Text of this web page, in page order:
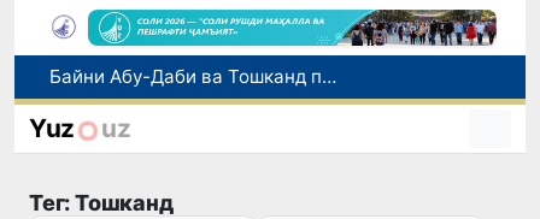
Дар вилояти Фарғона нисбат ба роҳбари филиали Палатаи давлатии кадастр парвандаи ҷиноятӣ оғоз гардид
Тошканд аз рӯи ҳаҷми хидматрасониҳои бозорӣ пешсаф аст: ба пойтахт 41,3 фоиз рост меояд
Байни Абу-Даби ва Тошканд парвозҳои ҳаррӯза оғоз гардиданд
Yuz uz
Тег: Тошканд